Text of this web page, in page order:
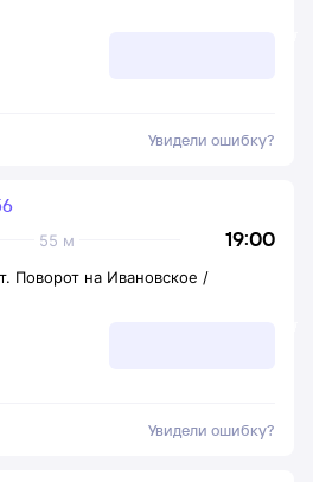
Увидели ошибку?
19:00
55 м
Поворот на Ивановское /
Увидели ошибку?